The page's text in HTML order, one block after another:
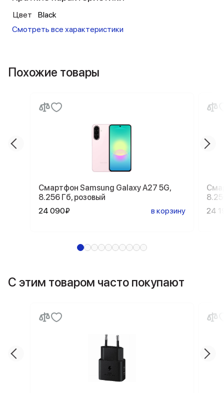
Цвет
Black
Смотреть все характеристики
Похожие товары
Смартфон Samsung Galaxy A27 5G,
8.256 Гб, розовый
24 090₽
в корзину
24
С этим товаром часто покупают